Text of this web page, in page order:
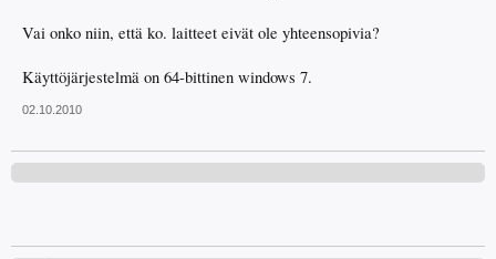
Vai onko niin, että ko. laitteet eivät ole yhteensopivia?
Käyttöjärjestelmä on 64-bittinen windows 7.
02.10.2010